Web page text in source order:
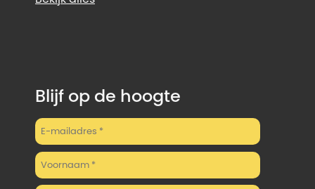
Blijf op de hoogte